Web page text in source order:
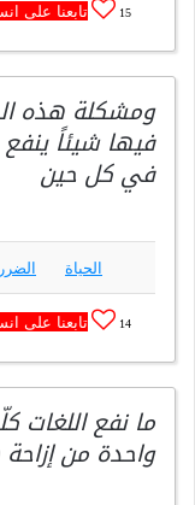
15 تابعنا على
ومشكلة هذه
فيها شيئاً
في كل حين
الحياة الضرر
14 تابعنا على
ما نفع اللغات
واحدة من إزاحة